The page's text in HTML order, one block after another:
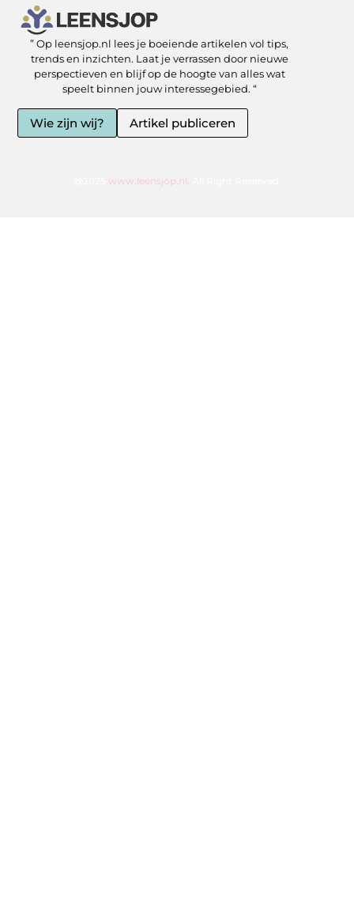
” Op leensjop.nl lees je boeiende artikelen vol tips,
trends en inzichten. Laat je verrassen door nieuwe
perspectieven en blijf op de hoogte van alles wat
speelt binnen jouw interessegebied. “
Wie zijn wij? Artikel publiceren
www.leensjop.nl.